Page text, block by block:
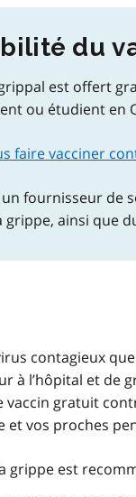
du
est offert
ou étudient en
faire vacciner
un fournisseur de
grippe, ainsi que
contagieux
à l’hôpital et de
vaccin gratuit
et vos proches
grippe est